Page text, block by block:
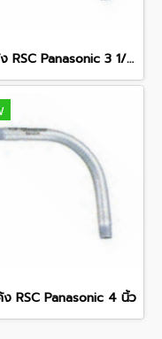
ท่อโค้ง RSC Panasonic 3 1/2 นิ้ว
ง RSC Panasonic 4 นิ้ว